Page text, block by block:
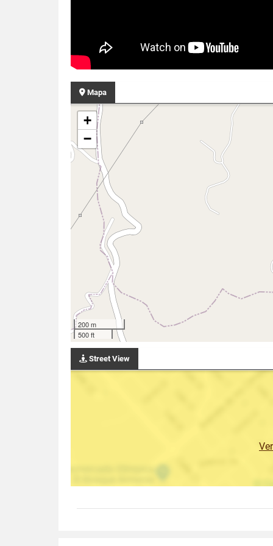
Mapa
+
−
200 m
500 ft
Street View